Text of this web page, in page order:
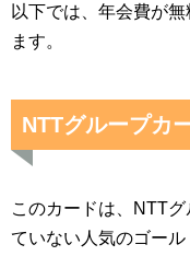
以下では、年会費が
ます。
NTTグループカ
このカードは、NTT
ていない人気のゴール